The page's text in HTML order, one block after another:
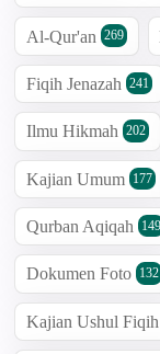
Al-Qur'an 269
Fiqih Jenazah 241
Ilmu Hikmah 202
Kajian Umum 177
Qurban Aqiqah 149
Dokumen Foto 132
Kajian Ushul Fiqih